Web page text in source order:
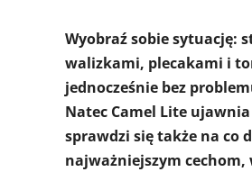
Wyobraź sobie sytuację:
walizkami, plecakami i
jednocześnie bez
Natec Camel Lite
sprawdzi się także na co
najważniejszym